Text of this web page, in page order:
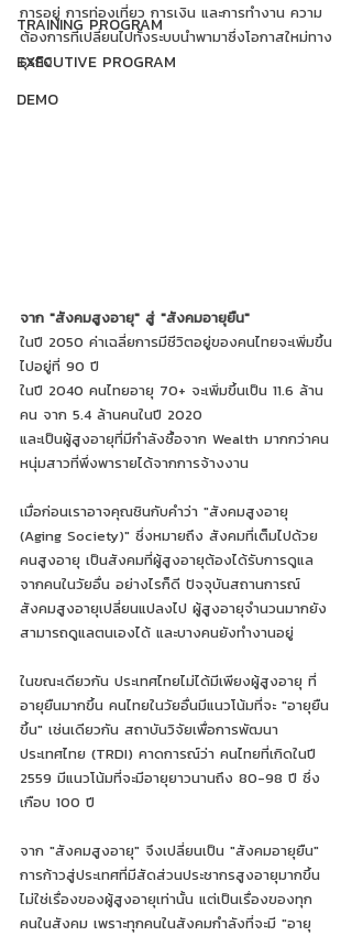
TRAINING PROGRAM
EXECUTIVE PROGRAM
DEMO
การอยู่ การท่องเที่ยว การเงิน และการทำงาน ความ
ต้องการที่เปลี่ยนไปทั้งระบบนำพามาซึ่งโอกาสใหม่ทาง
ธุรกิจ
จาก "สังคมสูงอายุ" สู่ "สังคมอายุยืน"
ในปี 2050 ค่าเฉลี่ยการมีชีวิตอยู่ของคนไทยจะเพิ่มขึ้น
ไปอยู่ที่ 90 ปี
ในปี 2040 คนไทยอายุ 70+ จะเพิ่มขึ้นเป็น 11.6 ล้าน
คน จาก 5.4 ล้านคนในปี 2020
และเป็นผู้สูงอายุที่มีกำลังซื้อจาก Wealth มากกว่าคน
หนุ่มสาวที่พึ่งพารายได้จากการจ้างงาน
เมื่อก่อนเราอาจคุณชินกับคำว่า "สังคมสูงอายุ
(Aging Society)" ซึ่งหมายถึง สังคมที่เต็มไปด้วย
คนสูงอายุ เป็นสังคมที่ผู้สูงอายุต้องได้รับการดูแล
จากคนในวัยอื่น อย่างไรก็ดี ปัจจุบันสถานการณ์
สังคมสูงอายุเปลี่ยนแปลงไป ผู้สูงอายุจำนวนมากยัง
สามารถดูแลตนเองได้ และบางคนยังทำงานอยู่
ในขณะเดียวกัน ประเทศไทยไม่ได้มีเพียงผู้สูงอายุ ที่
อายุยืนมากขึ้น คนไทยในวัยอื่นมีแนวโน้มที่จะ "อายุยืน
ขึ้น" เช่นเดียวกัน สถาบันวิจัยเพื่อการพัฒนา
ประเทศไทย (TRDI) คาดการณ์ว่า คนไทยที่เกิดในปี
2559 มีแนวโน้มที่จะมีอายุยาวนานถึง 80-98 ปี ซึ่ง
เกือบ 100 ปี
จาก "สังคมสูงอายุ" จึงเปลี่ยนเป็น "สังคมอายุยืน"
การก้าวสู่ประเทศที่มีสัดส่วนประชากรสูงอายุมากขึ้น
ไม่ใช่เรื่องของผู้สูงอายุเท่านั้น แต่เป็นเรื่องของทุก
คนในสังคม เพราะทุกคนในสังคมกำลังที่จะมี "อายุ